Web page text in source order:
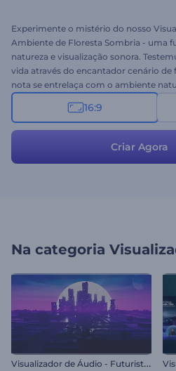
Experimente o mistério do nosso
Ambiente de Floresta Sombria - uma
natureza e visualização sonora.
vida através do encantador cenário de
nota se entrelaça com o ambiente
visualizador fazendo upload da sua
título e o nome do artista. Seja você
é perfeito para evocar emoções
16:9
Criar Agora
Na categoria
V
isualizador de Áudio - Futurista Retrô